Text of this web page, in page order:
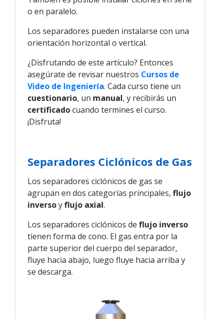
o en paralelo.
Los separadores pueden instalarse con una
orientación horizontal o vertical.
¿Disfrutando de este artículo? Entonces
asegúrate de revisar nuestros Cursos de
Video de Ingeniería. Cada curso tiene un
cuestionario, un manual, y recibirás un
certificadocuando termines el curso.
¡Disfruta!
Separadores Ciclónicos de Gas
Los separadores ciclónicos de gas se
agrupan en dos categorías principales, flujo
inversoyflujo axial.
Los separadores ciclónicos de flujo inverso
tienen forma de cono. El gas entra por la
parte superior del cuerpo del separador,
fluye hacia abajo, luego fluye hacia arriba y
se descarga.